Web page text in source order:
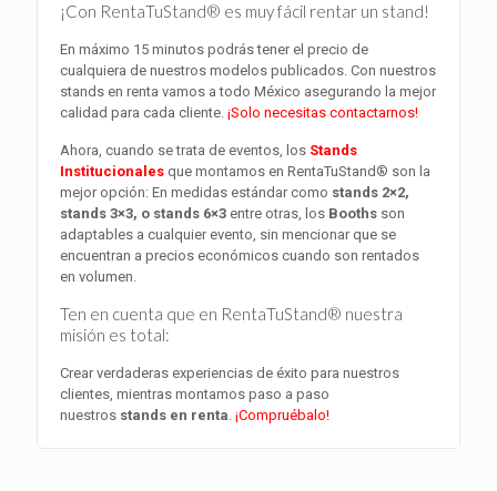
¡Con RentaTuStand® es muy fácil rentar un stand!
En máximo 15 minutos podrás tener el precio de
cualquiera de nuestros modelos publicados. Con nuestros
stands en renta vamos a todo México asegurando la mejor
calidad para cada cliente. ¡Solo necesitas contactarnos!
Ahora, cuando se trata de eventos, los Stands
Institucionales que montamos en RentaTuStand® son la
mejor opción: En medidas estándar como stands 2×2,
stands 3×3, o stands 6×3 entre otras, los Booths son
adaptables a cualquier evento, sin mencionar que se
encuentran a precios económicos cuando son rentados
en volumen.
Ten en cuenta que en RentaTuStand® nuestra
misión es total:
Crear verdaderas experiencias de éxito para nuestros
clientes, mientras montamos paso a paso
nuestros stands en renta. ¡Compruébalo!